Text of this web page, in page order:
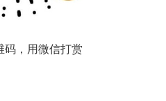
码，用微信打赏